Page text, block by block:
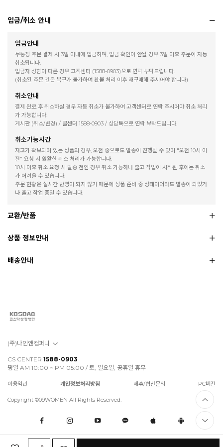
입금/취소 안내
입금안내
무통장 주문 결제 시 3일 이내에 입금하며, 입금 확인이 안될 경우 3일 이후 주문이 자동
취소됩니다.
입금자 성함이 다른 경우 고객센터 (1588-0903)으로 연락 부탁드립니다.
(취소된 주문 건은 복구가 불가하여 환불 처리 이후 재구매해 주시어야 합니다)
취소안내
결제 완료 후 취소하실 경우 자동 취소가 불가하여 고객센터로 연락 주시어야 취소 처리
가 가능합니다.
게시판 (취소/변경) / 콜센터 1588-0903 / 상담톡으로 연락 부탁드립니다.
취소가능시간
재고가 확보되어 있는 상품의 경우, 오전 중으로도 발송이 진행될 수 있어 "오전 10시 이
전" 요청 시 원활한 취소 처리가 가능합니다.
10시 이후 취소 요청 시 발송 전인 경우 취소 가능하나 출고 작업이 시작된 후에는 취소
가 어려울 수 있습니다.
주문 현황은 실시간 반영이 되지 않기 때문에 상품 준비 중 상태이더라도 발송이 되었거
나 출고 작업 중일 수 있습니다.
교환/반품
상품 정보안내
배송안내
(주)나인앤컴퍼니
CS CENTER 1588-0903
평일 AM 10:00 ~ PM 05:00 / 토, 일요일, 공휴일 휴무
이용약관 개인정보처리방침 제휴/협찬문의 PC버전
Copyright ©09WOMEN All Rights Reserved.